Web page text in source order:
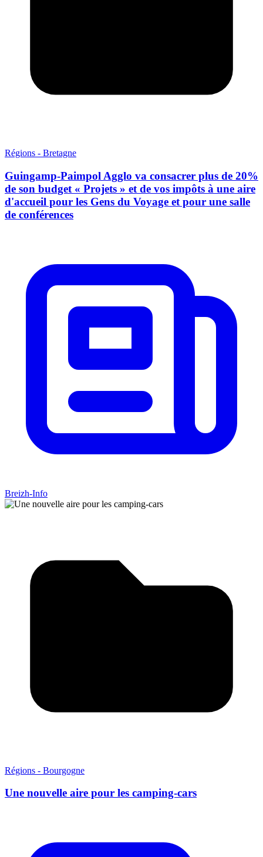
Régions - Bretagne
Guingamp-Paimpol Agglo va consacrer plus de 20%
de son budget « Projets » et de vos impôts à une aire
d'accueil pour les Gens du Voyage et pour une salle
de conférences
Breizh-Info
Régions - Bourgogne
Une nouvelle aire pour les camping-cars